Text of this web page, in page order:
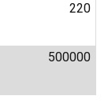
220
500000